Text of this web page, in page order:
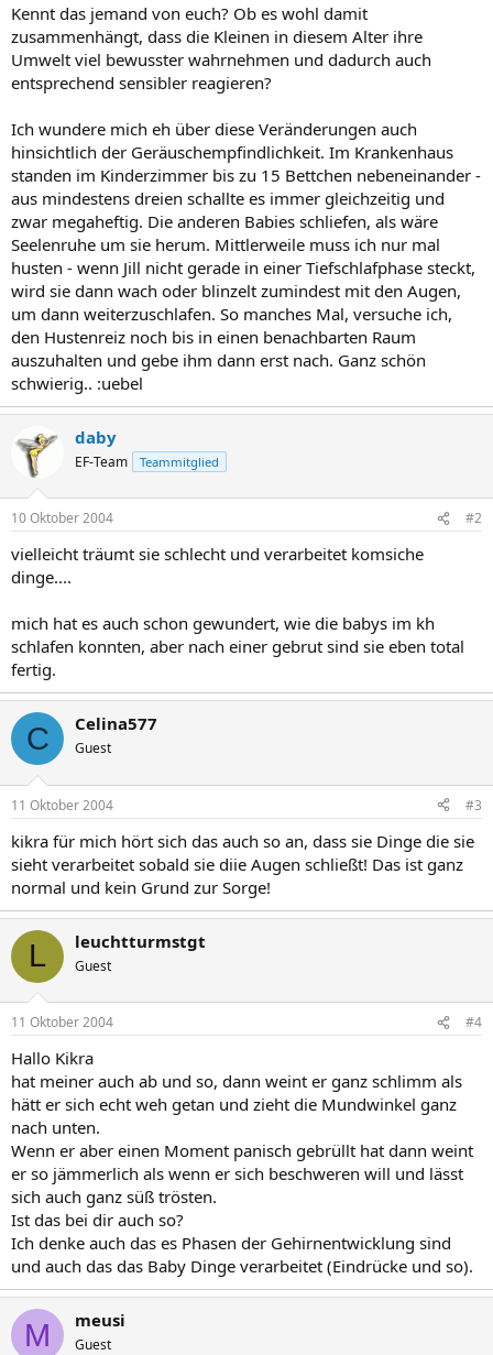
Kennt das jemand von euch? Ob es wohl damit
zusammenhängt, dass die Kleinen in diesem Alter ihre
Umwelt viel bewusster wahrnehmen und dadurch auch
entsprechend sensibler reagieren?
Ich wundere mich eh über diese Veränderungen auch
hinsichtlich der Geräuschempfindlichkeit. Im Krankenhaus
standen im Kinderzimmer bis zu 15 Bettchen nebeneinander -
aus mindestens dreien schallte es immer gleichzeitig und
zwar megaheftig. Die anderen Babies schliefen, als wäre
Seelenruhe um sie herum. Mittlerweile muss ich nur mal
husten - wenn Jill nicht gerade in einer Tiefschlafphase steckt,
wird sie dann wach oder blinzelt zumindest mit den Augen,
um dann weiterzuschlafen. So manches Mal, versuche ich,
den Hustenreiz noch bis in einen benachbarten Raum
auszuhalten und gebe ihm dann erst nach. Ganz schön
schwierig.. :uebel
daby
EF-Team Teammitglied
10 Oktober 2004 #2
vielleicht träumt sie schlecht und verarbeitet komsiche
dinge....
mich hat es auch schon gewundert, wie die babys im kh
schlafen konnten, aber nach einer gebrut sind sie eben total
fertig.
C Celina577
Guest
11 Oktober 2004 #3
kikra für mich hört sich das auch so an, dass sie Dinge die sie
sieht verarbeitet sobald sie diie Augen schließt! Das ist ganz
normal und kein Grund zur Sorge!
L leuchtturmstgt
Guest
11 Oktober 2004 #4
Hallo Kikra
hat meiner auch ab und so, dann weint er ganz schlimm als
hätt er sich echt weh getan und zieht die Mundwinkel ganz
nach unten.
Wenn er aber einen Moment panisch gebrüllt hat dann weint
er so jämmerlich als wenn er sich beschweren will und lässt
sich auch ganz süß trösten.
Ist das bei dir auch so?
Ich denke auch das es Phasen der Gehirnentwicklung sind
und auch das das Baby Dinge verarbeitet (Eindrücke und so).
M meusi
Guest